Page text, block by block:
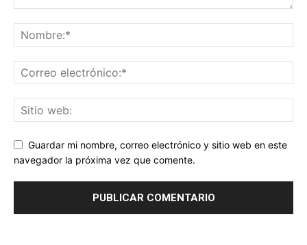
Guardar mi nombre, correo electrónico y sitio web en este
navegador la próxima vez que comente.